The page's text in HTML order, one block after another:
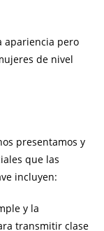
apariencia pero
de nivel
presentamos y
que las
incluyen:
y la
transmitir clase